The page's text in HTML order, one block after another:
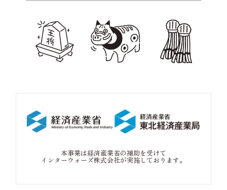
本事業は経済産業省の補助を受けて
インターウォーズ株式会社が実施しております。